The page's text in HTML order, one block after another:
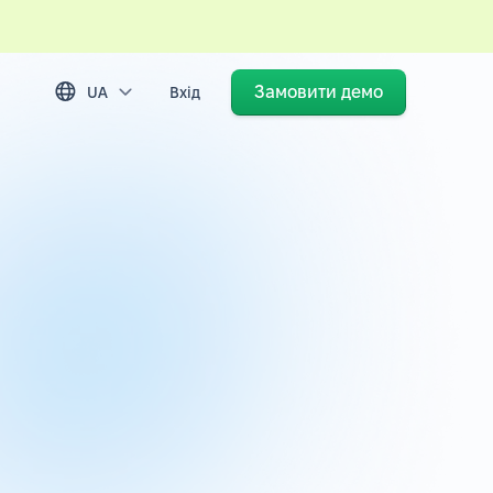
UA Вхід Замовити демо